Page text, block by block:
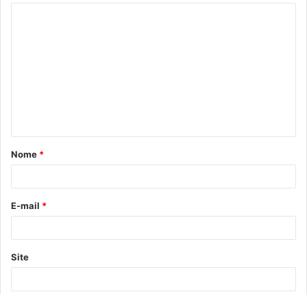
á
r
*
Nome *
E-mail *
Site